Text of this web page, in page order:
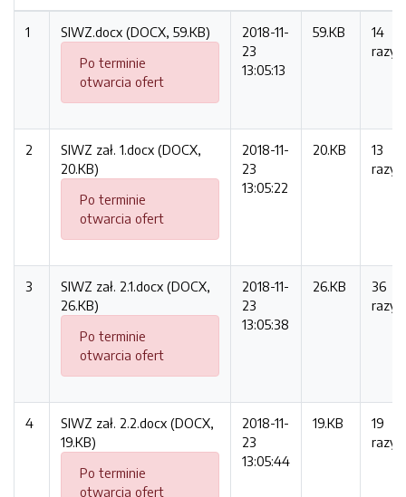
1
SIWZ.docx (DOCX, 59.KB)
Po terminie
otwarcia ofert
2018-11-
23
13:05:13
59.KB
14
razy
2
SIWZ zał. 1.docx (DOCX,
20.KB)
Po terminie
otwarcia ofert
2018-11-
23
13:05:22
20.KB
13
razy
3
SIWZ zał. 2.1.docx (DOCX,
26.KB)
Po terminie
otwarcia ofert
2018-11-
23
13:05:38
26.KB
36
razy
4
SIWZ zał. 2.2.docx (DOCX,
19.KB)
Po terminie
otwarcia ofert
2018-11-
23
13:05:44
19.KB
19
razy